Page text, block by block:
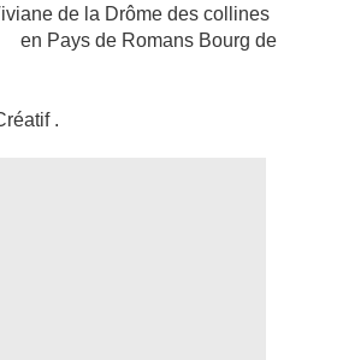
de la Drôme des collines
Romans Bourg de
.